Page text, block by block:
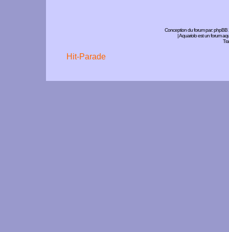
Conception du forum par:phpBB
| Aquariolo est un forum